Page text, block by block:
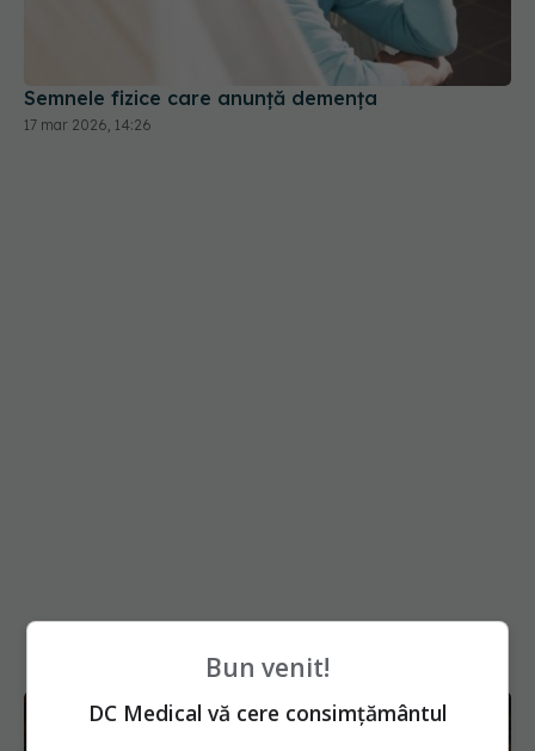
Semnele fizice care anunță demența
17 mar 2026, 14:26
Bun venit!
DC Medical vă cere consimțământul